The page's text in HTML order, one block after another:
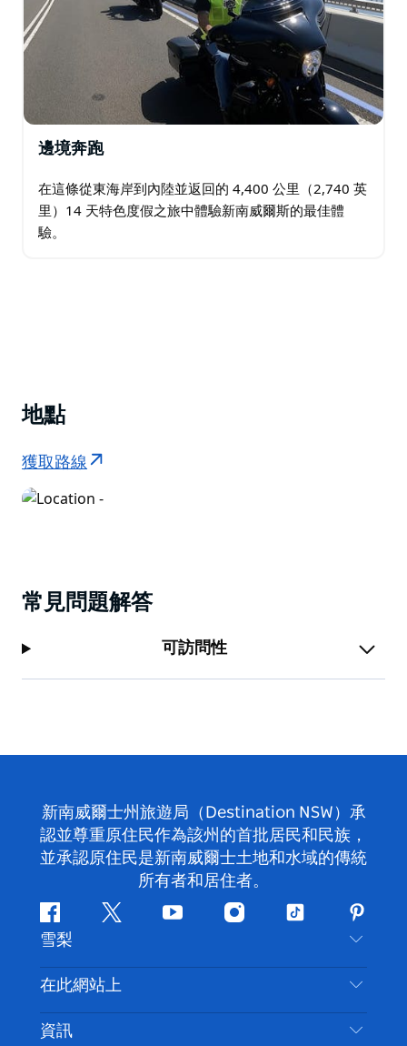
邊境奔跑
在這條從東海岸到內陸並返回的 4,400 公里（2,740 英
里）14 天特色度假之旅中體驗新南威爾斯的最佳體
驗。
地點
獲取路線
常見問題解答
可訪問性
新南威爾士州旅遊局（Destination NSW）承
認並尊重原住民作為該州的首批居民和民族，
並承認原住民是新南威爾士土地和水域的傳統
所有者和居住者。
Facebook嘰
喳
喳
Youtube Instagram
抖
雪梨
聯絡我們
免責聲明
在此網站上
目的地
資訊